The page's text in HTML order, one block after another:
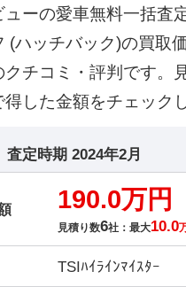
ューの愛車無料一括査
(ハッチバック)の買取
チコミ・評判です。
した金額をチェック
査定時期 2024年2月
190.0万円
見積り数6社：最大10.0
TSIﾊｲﾗｲﾝﾏｲｽﾀｰ